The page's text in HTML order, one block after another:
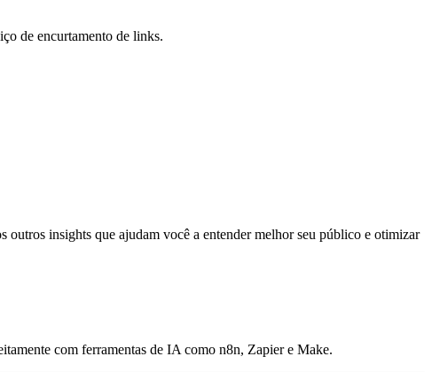
de encurtamento de links.
insights que ajudam você a entender melhor seu público e otimizar
com ferramentas de IA como n8n, Zapier e Make.